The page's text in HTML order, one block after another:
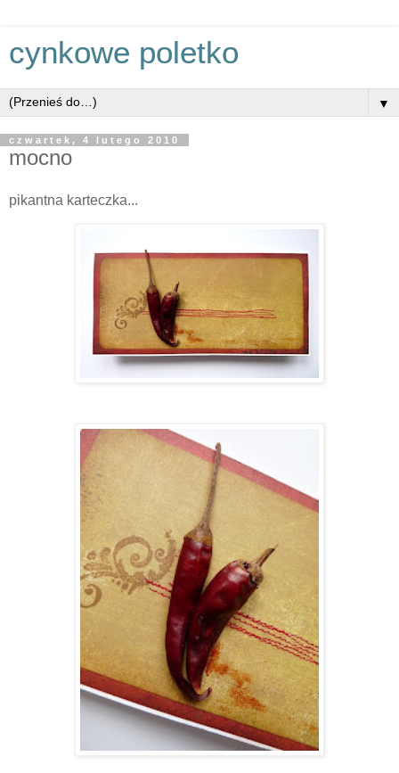
cynkowe poletko
▼
czwartek, 4 lutego 2010
mocno
pikantna karteczka...